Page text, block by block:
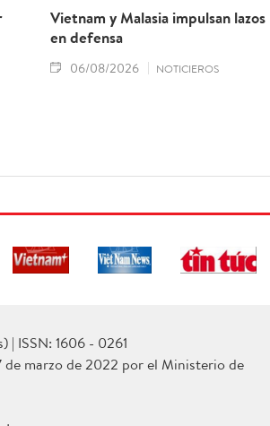
Vietnam y Malasia impulsan lazos
en defensa
06/08/2026 NOTICIEROS
ISSN: 1606 - 0261
de marzo de 2022 por el Ministerio de